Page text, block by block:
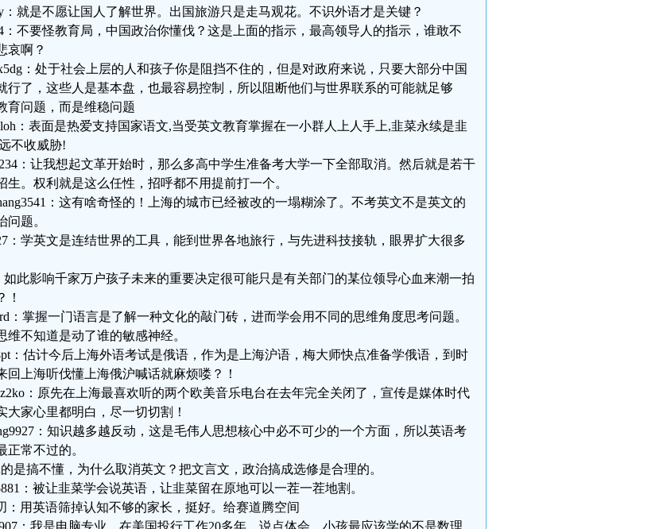
：就是不愿让国人了解世界。出国旅游只是走马观花。不识外语才是关键？
：不要怪教育局，中国政治你懂伐？这是上面的指示，最高领导人的指示，谁敢不
哀啊？
：处于社会上层的人和孩子你是阻挡不住的，但是对政府来说，只要大部分中国
行了，这些人是基本盘，也最容易控制，所以阻断他们与世界联系的可能就足够
育问题，而是维稳问题
：表面是热爱支持国家语文,当受英文教育掌握在一小群人上人手上,韭菜永续是韭
不收威胁!
：让我想起文革开始时，那么多高中学生准备考大学一下全部取消。然后就是若干
生。权利就是这么任性，招呼都不用提前打一个。
：这有啥奇怪的！上海的城市已经被改的一塌糊涂了。不考英文不是英文的
问题。
：学英文是连结世界的工具，能到世界各地旅行，与先进科技接轨，眼界扩大很多
如此影响千家万户孩子未来的重要决定很可能只是有关部门的某位领导心血来潮一拍
！
：掌握一门语言是了解一种文化的敲门砖，进而学会用不同的思维角度思考问题。
维不知道是动了谁的敏感神经。
：估计今后上海外语考试是俄语，作为是上海沪语，梅大师快点准备学俄语，到时
回上海听伐懂上海俄沪喊话就麻烦喽？！
：原先在上海最喜欢听的两个欧美音乐电台在去年完全关闭了，宣传是媒体时代
大家心里都明白，尽一切切割！
：知识越多越反动，这是毛伟人思想核心中必不可少的一个方面，所以英语考
正常不过的。
是搞不懂，为什么取消英文？把文言文，政治搞成选修是合理的。
：被让韭菜学会说英语，让韭菜留在原地可以一茬一茬地割。
：用英语筛掉认知不够的家长，挺好。给赛道腾空间
：我是电脑专业，在美国投行工作20多年。说点体会，小孩最应该学的不是数理